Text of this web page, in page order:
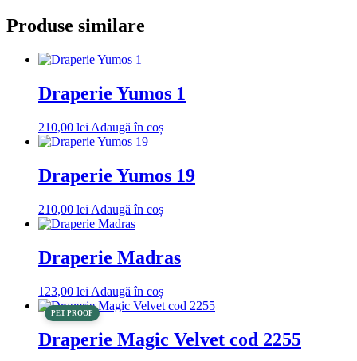
Produse similare
Draperie Yumos 1
210,00 lei Adaugă în coș
Draperie Yumos 19
210,00 lei Adaugă în coș
Draperie Madras
123,00 lei Adaugă în coș
PET PROOF
Draperie Magic Velvet cod 2255